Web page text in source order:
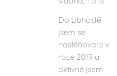
Do Libhoště
jsem se
nastěhovala v
roce 2019 a
aktivně jsem